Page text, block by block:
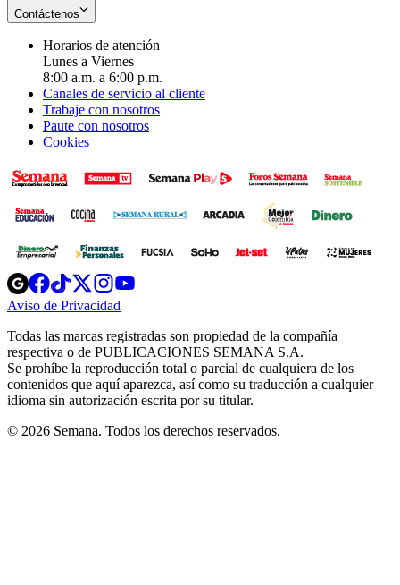
Contáctenos
Horarios de atención
Lunes a Viernes
8:00 a.m. a 6:00 p.m.
Canales de servicio al cliente
Trabaje con nosotros
Paute con nosotros
Cookies
Opens
in
new
Opens
in
new
Opens
in
new
window
Opens
new
windowwindow
Aviso de Privacidad
new
window
Todas las marcas registradas son propiedad de la compañía
respectiva o de PUBLICACIONES SEMANA S.A.
Se prohíbe la reproducción total o parcial de cualquiera de los
contenidos que aquí aparezca, así como su traducción a cualquier
idioma sin autorización escrita por su titular.
© 2026 Semana. Todos los derechos reservados.